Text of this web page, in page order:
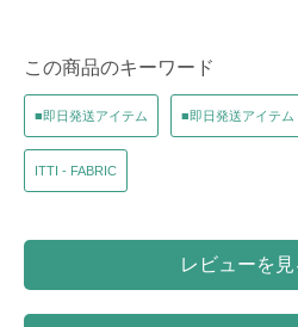
この商品のキーワード
■即日発送アイテム ■即日発送アイテム
ITTI - FABRIC
レビューを